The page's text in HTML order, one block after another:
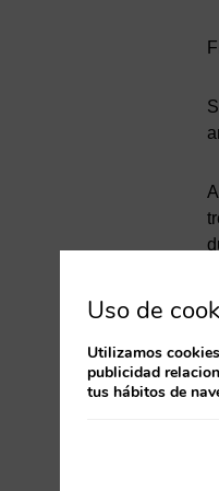
Uso de
Utilizamos
publicidad
tus hábitos de